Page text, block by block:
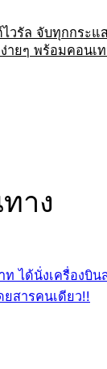
ไวรัล จับทุกกระ
ายๆ พร้อมคอนเ
าง